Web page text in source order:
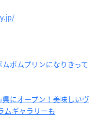
ポムプリンになりきって
県にオープン！美味しいヴ
ムギャラリーも